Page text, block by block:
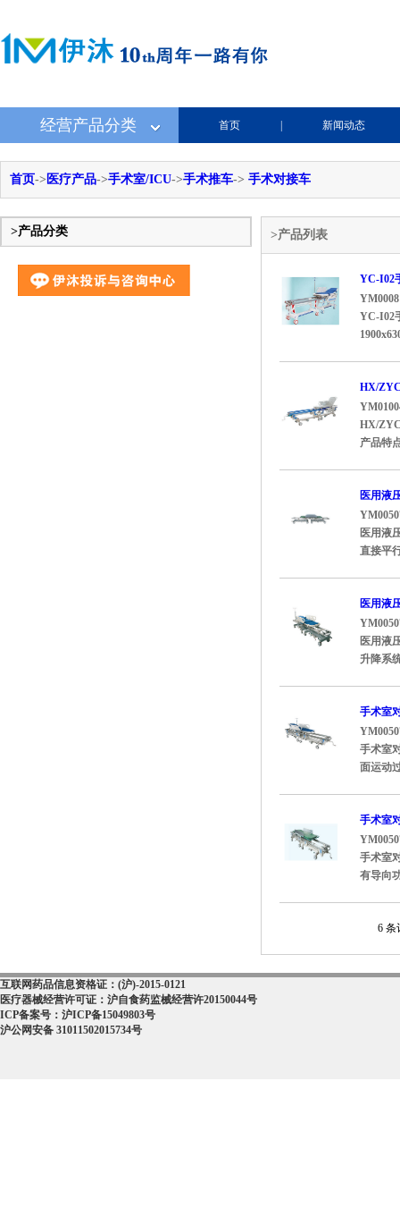
经营产品分类 首页 新闻动态
首页-> 医疗产品->手术室/ICU->手术推车-> 手术对接车
>产品分类 >产品列表
YC-I02
YC-I02
HX/
HX/
产品特
医用液
医用液
直接平
医用液
医用液
升降系
手术室
手术室
面运动
手术室
手术室
有导向
6 条
互联网药品信息资格证：(沪)-2015-0121
医疗器械经营许可证：沪自食药监械经营许20150044号
ICP备案号：沪ICP备15049803号
沪公网安备 31011502015734号